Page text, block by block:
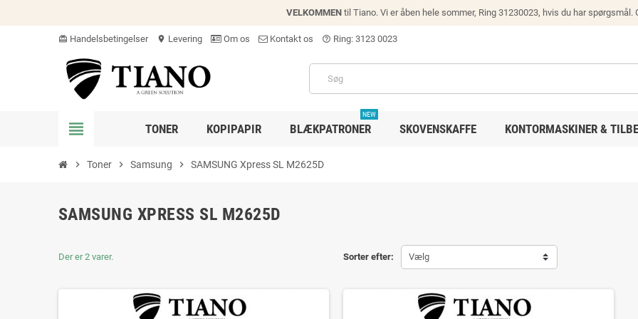
VELKOMMEN til Tiano. Vi er åben hele sommer, Ring 31230023, hvis du har spørgsmål.
card_giftcard Handelsbetingelser location_on Levering Om os Kontakt os help_outline Ring: 3123 0023
view_headline TONER KOPIPAPIR BLÆKPATRONER
NEW
SKOVENSKAFFE KONTORMASKINER &
chevron_right Toner chevron_right Samsung chevron_right SAMSUNG Xpress SL M2625D
SAMSUNG XPRESS SL M2625D
Sorter efter: Vælg
Der er 2 varer.